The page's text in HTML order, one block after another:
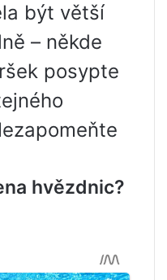
být větší
– někde
posypte
hvězdnic?